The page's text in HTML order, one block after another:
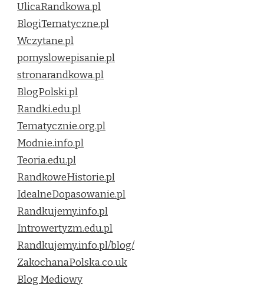
UlicaRandkowa.pl
BlogiTematyczne.pl
Wczytane.pl
pomyslowepisanie.pl
stronarandkowa.pl
BlogPolski.pl
Randki.edu.pl
Tematycznie.org.pl
Modnie.info.pl
Teoria.edu.pl
RandkoweHistorie.pl
IdealneDopasowanie.pl
Randkujemy.info.pl
Introwertyzm.edu.pl
Randkujemy.info.pl/blog/
ZakochanaPolska.co.uk
Blog Mediowy